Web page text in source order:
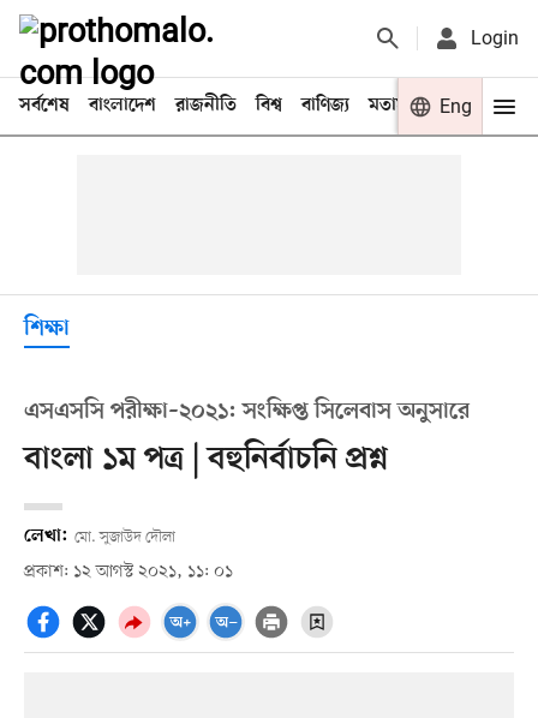
Login
সর্বশেষ বাংলাদেশ রাজনীতি বিশ্ব বাণিজ্য মতামত খেলা
Eng
শিক্ষা
এসএসসি পরীক্ষা–২০২১: সংক্ষিপ্ত সিলেবাস অনুসারে
বাংলা ১ম পত্র | বহুনির্বাচনি প্রশ্ন
লেখা: মো. সুজাউদ দৌলা
প্রকাশ: ১২ আগস্ট ২০২১, ১১: ০১